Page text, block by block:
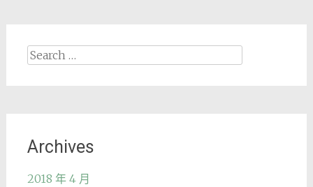
Search
Archives
2018 年 4 月